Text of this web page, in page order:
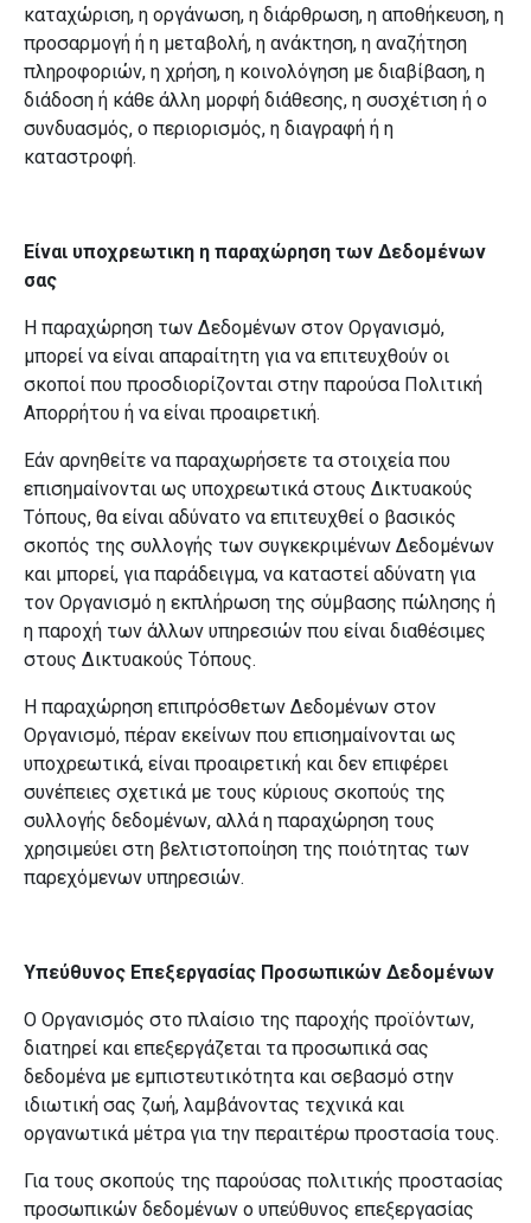
καταχώριση, η οργάνωση, η διάρθρωση, η αποθήκευση, η
προσαρμογή ή η μεταβολή, η ανάκτηση, η αναζήτηση
πληροφοριών, η χρήση, η κοινολόγηση με διαβίβαση, η
διάδοση ή κάθε άλλη μορφή διάθεσης, η συσχέτιση ή ο
συνδυασμός, ο περιορισμός, η διαγραφή ή η
καταστροφή.
Είναι υποχρεωτικη η παραχώρηση των Δεδομένων
σας
Η παραχώρηση των Δεδομένων στον Οργανισμό,
μπορεί να είναι απαραίτητη για να επιτευχθούν οι
σκοποί που προσδιορίζονται στην παρούσα Πολιτική
Απορρήτου ή να είναι προαιρετική.
Εάν αρνηθείτε να παραχωρήσετε τα στοιχεία που
επισημαίνονται ως υποχρεωτικά στους Δικτυακούς
Τόπους, θα είναι αδύνατο να επιτευχθεί ο βασικός
σκοπός της συλλογής των συγκεκριμένων Δεδομένων
και μπορεί, για παράδειγμα, να καταστεί αδύνατη για
τον Οργανισμό η εκπλήρωση της σύμβασης πώλησης ή
η παροχή των άλλων υπηρεσιών που είναι διαθέσιμες
στους Δικτυακούς Τόπους.
Η παραχώρηση επιπρόσθετων Δεδομένων στον
Οργανισμό, πέραν εκείνων που επισημαίνονται ως
υποχρεωτικά, είναι προαιρετική και δεν επιφέρει
συνέπειες σχετικά με τους κύριους σκοπούς της
συλλογής δεδομένων, αλλά η παραχώρηση τους
χρησιμεύει στη βελτιστοποίηση της ποιότητας των
παρεχόμενων υπηρεσιών.
Υπεύθυνος Επεξεργασίας Προσωπικών Δεδομένων
Ο Οργανισμός στο πλαίσιο της παροχής προϊόντων,
διατηρεί και επεξεργάζεται τα προσωπικά σας
δεδομένα με εμπιστευτικότητα και σεβασμό στην
ιδιωτική σας ζωή, λαμβάνοντας τεχνικά και
οργανωτικά μέτρα για την περαιτέρω προστασία τους.
Για τους σκοπούς της παρούσας πολιτικής προστασίας
προσωπικών δεδομένων ο υπεύθυνος επεξεργασίας